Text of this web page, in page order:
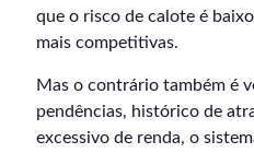
que o risco de calote é
mais competitivas.
Mas o contrário também é
pendências, histórico de
excessivo de renda, o